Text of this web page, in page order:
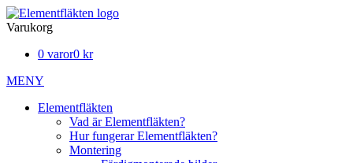
Varukorg
0 varor0 kr
MENY
Elementfläkten
Vad är Elementfläkten?
Hur fungerar Elementfläkten?
Montering